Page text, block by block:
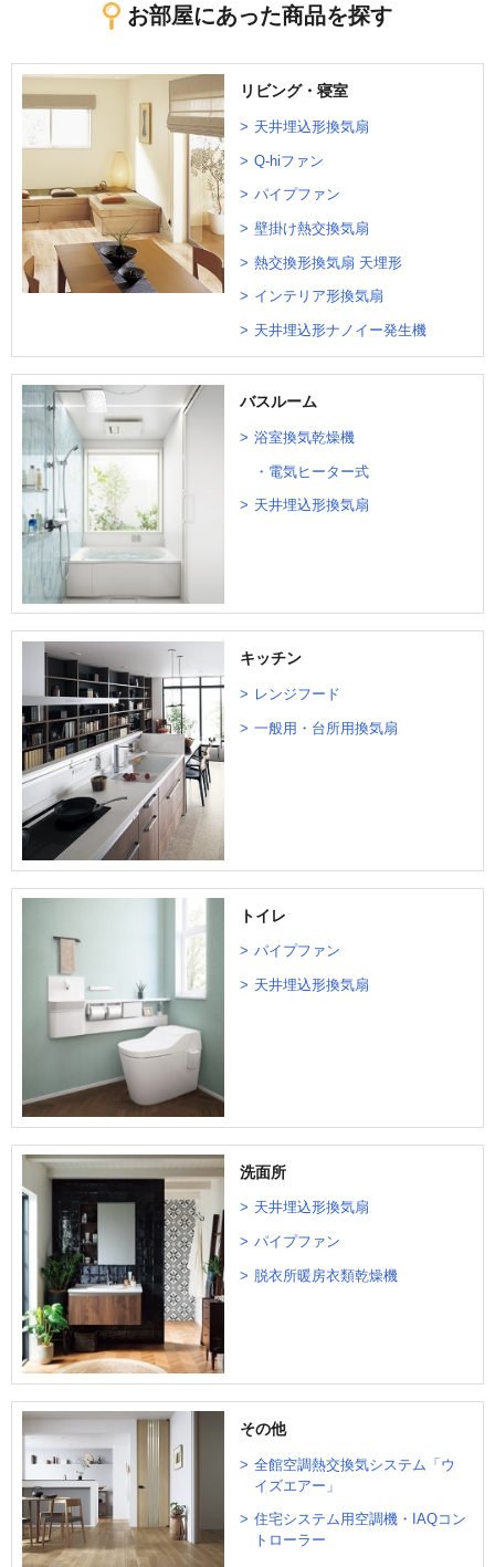
お部屋にあった商品を探す
リビング・寝室
天井埋込形換気扇
Q-hiファン
パイプファン
壁掛け熱交換気扇
熱交換形換気扇 天埋形
インテリア形換気扇
天井埋込形ナノイー発生機
バスルーム
浴室換気乾燥機
電気ヒーター式
天井埋込形換気扇
キッチン
レンジフード
一般用・台所用換気扇
トイレ
パイプファン
天井埋込形換気扇
洗面所
天井埋込形換気扇
パイプファン
脱衣所暖房衣類乾燥機
その他
全館空調熱交換気システム「ウ
イズエアー」
住宅システム用空調機・IAQコン
トローラー